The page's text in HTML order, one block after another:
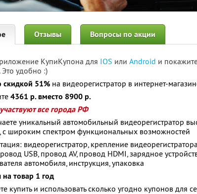
Отзывы Вопросы по акции
КупиКупона для IOS или Android и
удобно :)
скидкой 51% на видеорегистратор в интернет-
4361 р. вместо 8900 р.
все города РФ
уникальный автомобильный видеорегистратор
с широким спектром функциональных возможностей
видеорегистратор, крепление
USB, провод AV, провод HDMI, зарядное
автомобиля, инструкция, упаковка
на товар 1 год
купить и использовать сколько угодно купонов для